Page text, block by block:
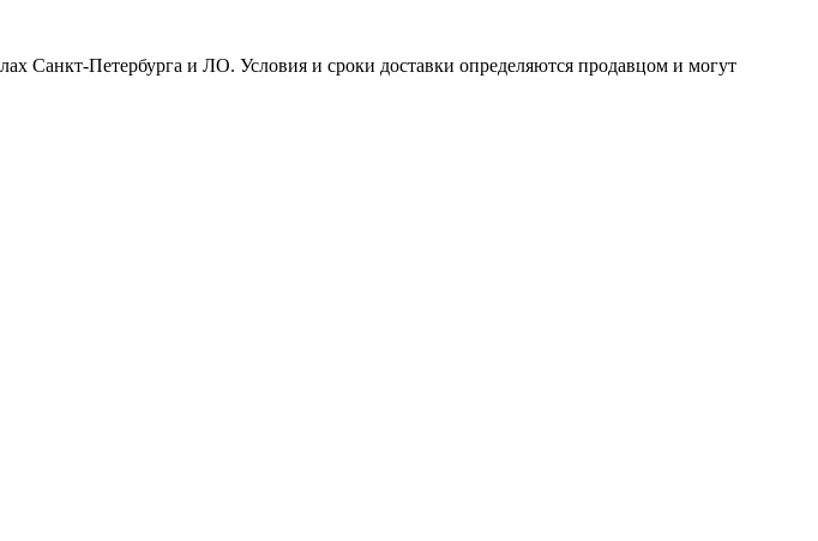
Санкт-Петербурга и ЛО. Условия и сроки доставки определяются продавцом и могут